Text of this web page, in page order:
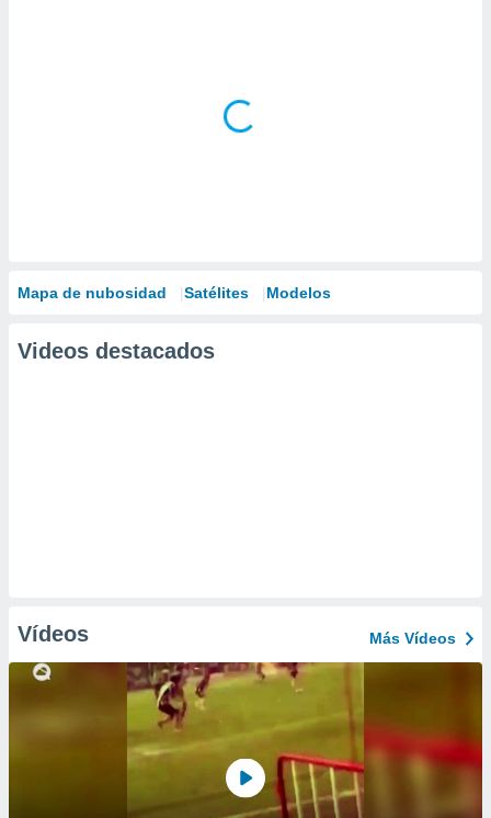
Mapa de nubosidad Satélites Modelos
Videos destacados
Vídeos Más Vídeos